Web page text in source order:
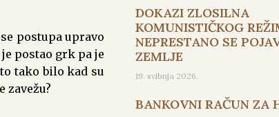
postupa upravo
postao grk pa je
tako bilo kad su
DOKAZI ZLOSILNA
KOMUNISTIČKOG
NEPRESTANO SE
ZEMLJE
19. svibnja 2026.
BANKOVNI RAČUN ZA